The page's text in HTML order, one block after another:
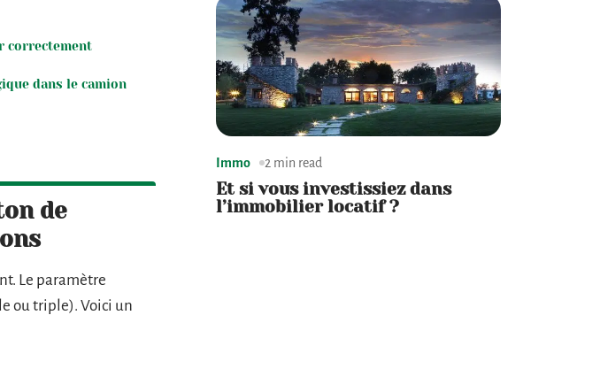
correctement
dans le camion
de
Le paramètre
ou triple). Voici un
Immo 2 min read
Et si vous investissiez dans
l’immobilier locatif ?